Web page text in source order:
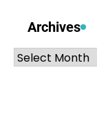
Archives
Archives